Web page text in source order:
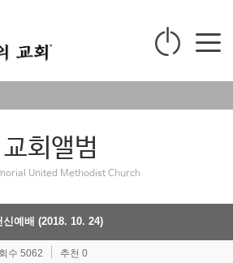
교회앨범
United Methodist Church
예배 (2018. 10. 24)
수 5062 추천 0